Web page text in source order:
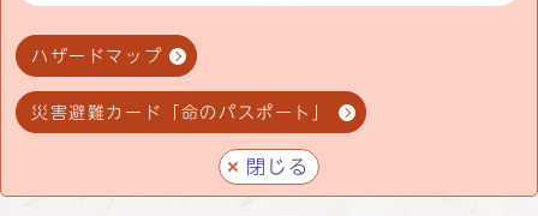
ハザードマップ
災害避難カード「命のパスポート」
閉じる